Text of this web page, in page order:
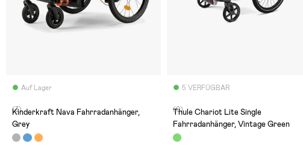
Auf Lager
(3)
Kinderkraft Nava Fahrradanhänger,
Grey
5 VERFÜGBAR
(0)
Thule Chariot Lite Single
Fahrradanhänger, Vintage Green